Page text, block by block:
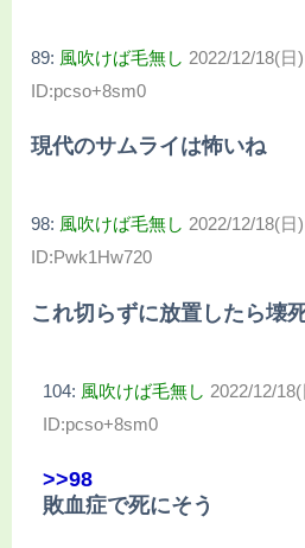
89: 風吹けば毛無し 2022/12/18(日
ID:pcso+8sm0
現代のサムライは怖いね
98: 風吹けば毛無し 2022/12/18(日
ID:Pwk1Hw720
これ切らずに放置したら壊
104: 風吹けば毛無し 2022/12/
ID:pcso+8sm0
>>98
敗血症で死にそう